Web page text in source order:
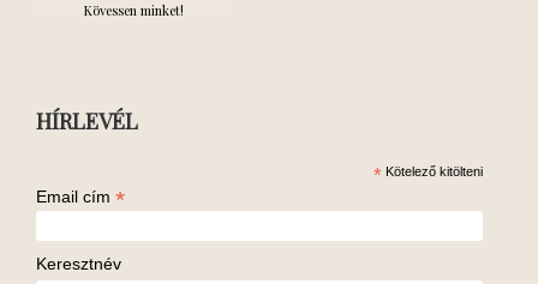
Kövessen minket!
HÍRLEVÉL
* Kötelező kitölteni
Email cím *
Keresztnév